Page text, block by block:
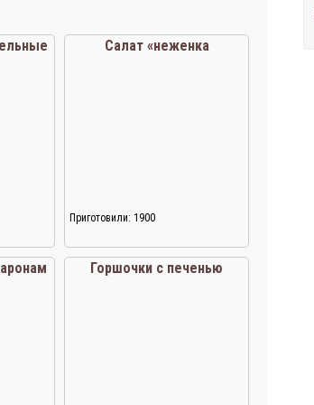
Салат «неженка
Приготовили: 1900
Горшочки с печенью